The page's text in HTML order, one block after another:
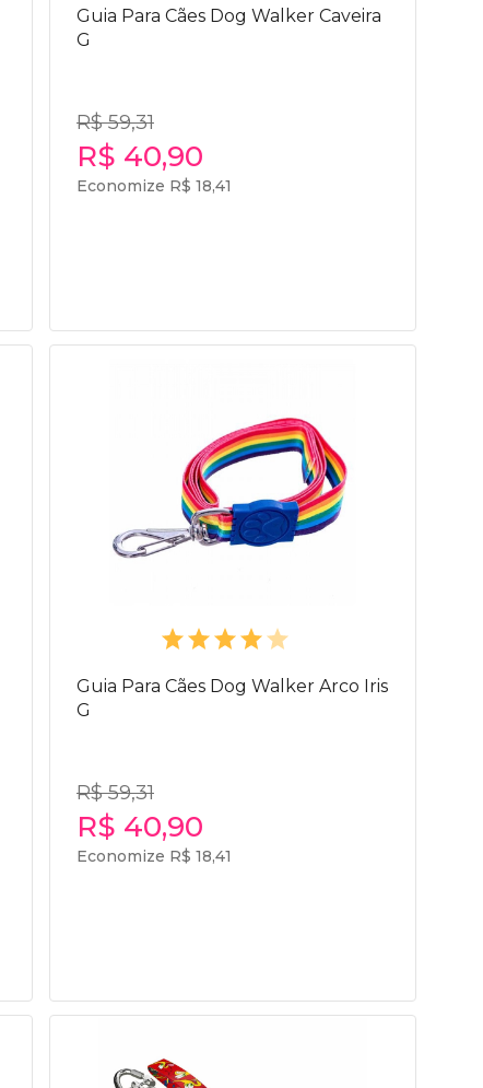
Guia Para Cães Dog Walker Caveira
G
R$ 59,31
R$ 40,90
Economize R$ 18,41
Guia Para Cães Dog Walker Arco Iris
G
R$ 59,31
R$ 40,90
Economize R$ 18,41